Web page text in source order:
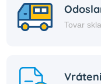
Tovar